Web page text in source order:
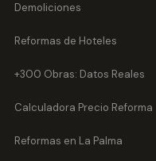
Demoliciones
Reformas de Hoteles
+300 Obras: Datos Reales
Calculadora Precio Reforma
Reformas en La Palma